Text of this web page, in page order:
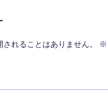
れることはありません。 ※